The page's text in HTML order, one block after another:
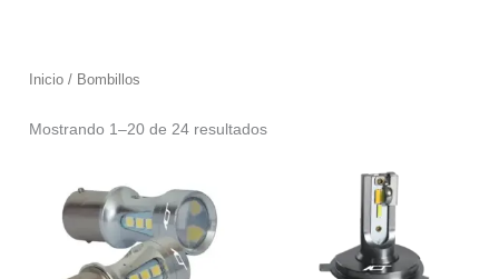
Inicio / Bombillos
Bombillos
Mostrando 1–20 de 24 resultados